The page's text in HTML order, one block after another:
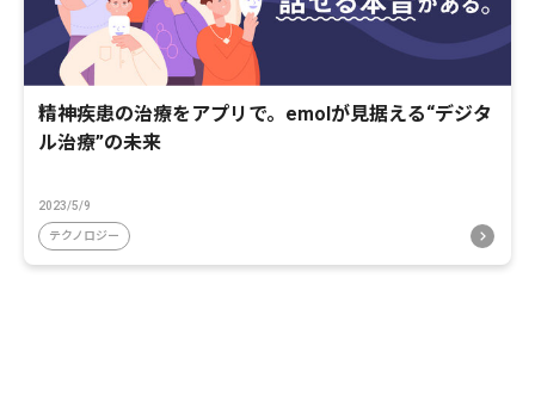
精神疾患の治療をアプリで。emolが見据える“デジタ
ル治療”の未来
2023/5/9
テクノロジー